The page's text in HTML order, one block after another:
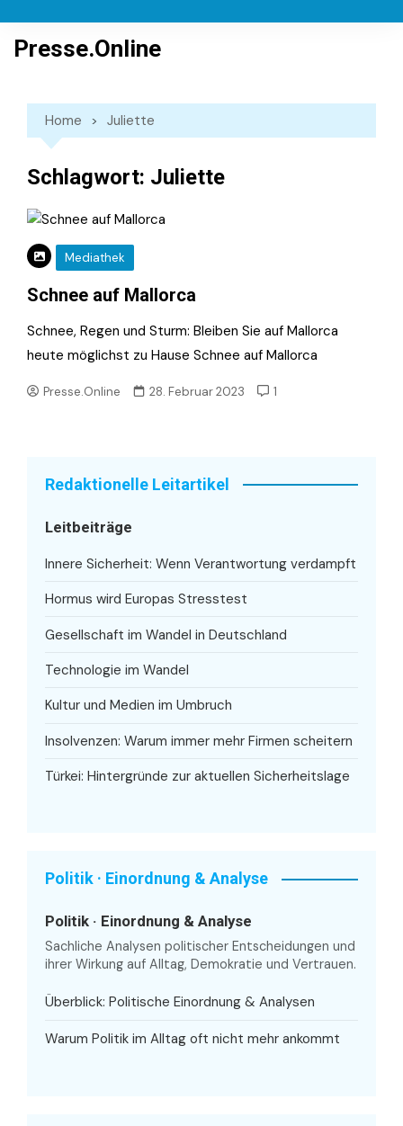
content
Presse.Online
Home Juliette
Schlagwort: Juliette
Mediathek
Schnee auf Mallorca
Schnee, Regen und Sturm: Bleiben Sie auf Mallorca
heute möglichst zu Hause Schnee auf Mallorca
Presse.Online 28. Februar 2023 1
Redaktionelle Leitartikel
Leitbeiträge
Innere Sicherheit: Wenn Verantwortung verdampft
Hormus wird Europas Stresstest
Gesellschaft im Wandel in Deutschland
Technologie im Wandel
Kultur und Medien im Umbruch
Insolvenzen: Warum immer mehr Firmen scheitern
Türkei: Hintergründe zur aktuellen Sicherheitslage
Politik · Einordnung & Analyse
Politik · Einordnung & Analyse
Sachliche Analysen politischer Entscheidungen und
ihrer Wirkung auf Alltag, Demokratie und Vertrauen.
Überblick: Politische Einordnung & Analysen
Warum Politik im Alltag oft nicht mehr ankommt